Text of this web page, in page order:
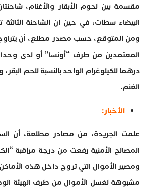
مقسمة بين لحوم الأبقار والأغنام،
البيضاء سطات، في حين أن الشاحنة
ومن المتوقع، حسب مصدر مطلع، أن يتراوح
الغنم.
الأخبار:
علمت الجريدة، من مصادر مطلعة، أن
المصالح الأمنية رفعت من درجة مراقبة
ومصير الأموال التي تروج داخل هذه
مشبوهة لغسل الأموال من طرف الهيئة